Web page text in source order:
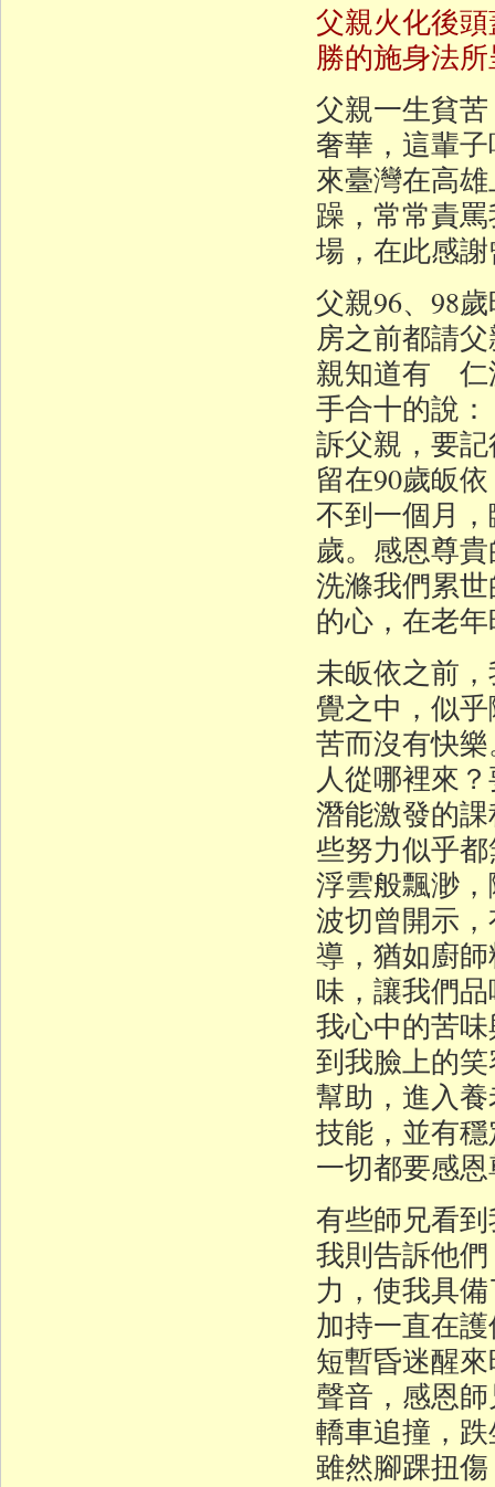
父親火化後
勝的施身法
父親一生貧
奢華，這輩
來臺灣在高
躁，常常責
場，在此感
父親96、98
房之前都請
親知道有 仁
手合十的說
訴父親，要
留在90歲皈
不到一個月
歲。感恩尊
洗滌我們累
的心，在老
未皈依之前
覺之中，似
苦而沒有快
人從哪裡來
潛能激發的
些努力似乎
浮雲般飄渺
波切曾開示
導，猶如廚
味，讓我們
我心中的苦
到我臉上的
幫助，進入
技能，並有
一切都要感
有些師兄看
我則告訴他
力，使我具
加持一直在
短暫昏迷醒
聲音，感恩
轎車追撞，
雖然腳踝扭